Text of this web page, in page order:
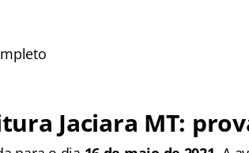
Jaciara MT: